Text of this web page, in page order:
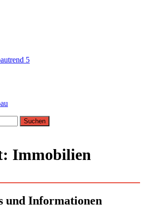
Energietechnik, Haustechnik
Immobilien
und Informationen